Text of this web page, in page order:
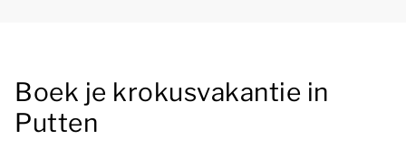
Boek je krokusvakantie in
Putten